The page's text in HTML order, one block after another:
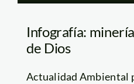
Infografía:
de Dios
Actualidad Ambiental